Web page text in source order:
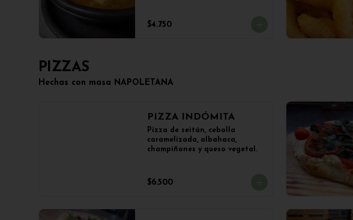
$4.750
PIZZAS
Hechas con masa NAPOLETANA
PIZZA INDÓMITA
Pizza de seitán, cebolla
caramelizada, albahaca,
champiñones y queso vegetal.
$6.500